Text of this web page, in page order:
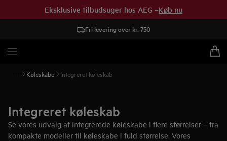
Eksklusive tilbudsuger hos AEG –Køb nu
Fri levering over kr. 750
Køleskabe Integreret køleskab
Integreret køleskab
Se vores udvalg af integrerede køleskabe i flere størrelser – fra
kompakte modeller til køleskabe i fuld størrelse. Vores